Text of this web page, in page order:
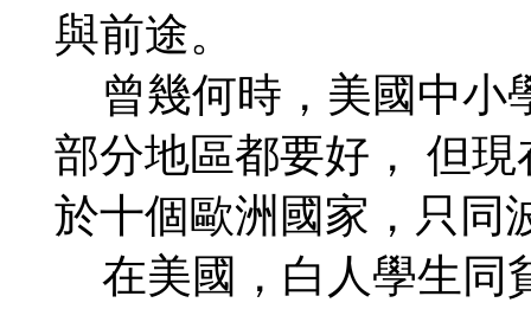
與前途。
曾幾何時，美國中小
部分地區都要好， 但
於十個歐洲國家，只同
在美國，白人學生同